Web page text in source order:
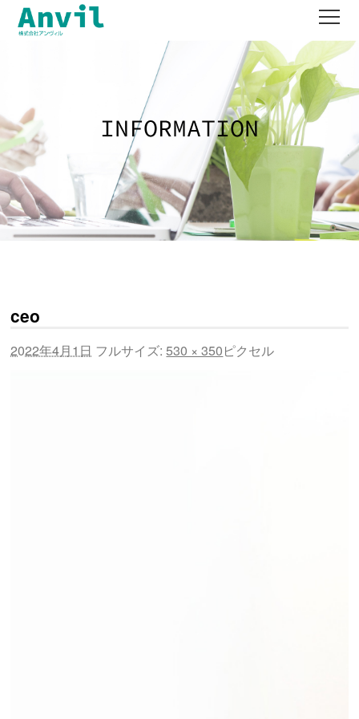
works
company
contact
recruit
ceo
2022年4月1日 フルサイズ:530 × 350ピクセル